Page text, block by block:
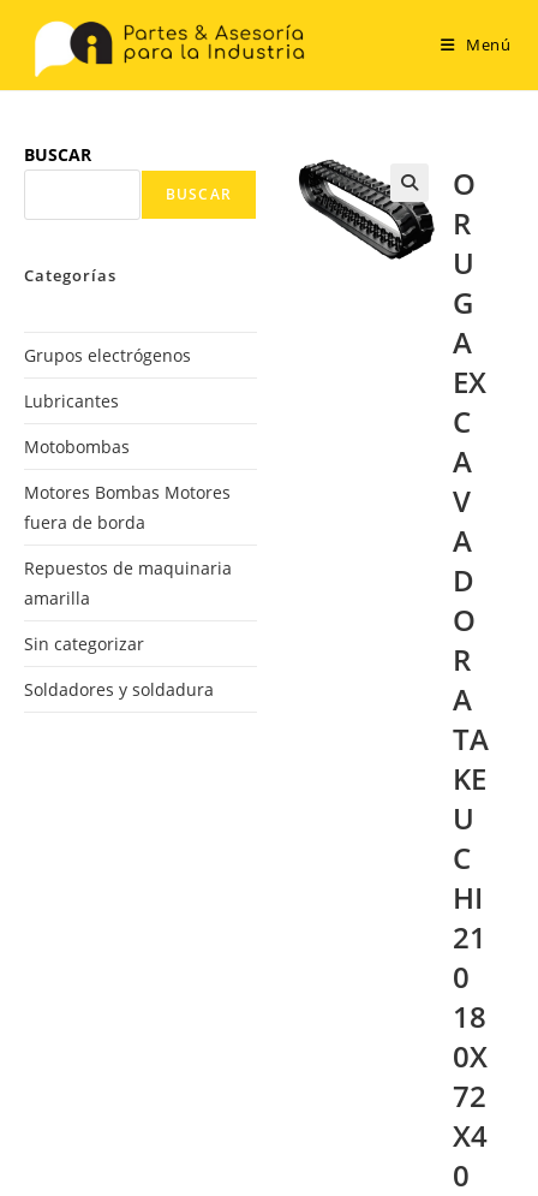
Menú
BUSCAR
BUSCAR
Categorías
Grupos electrógenos
Lubricantes
Motobombas
Motores Bombas Motores
fuera de borda
Repuestos de maquinaria
amarilla
Sin categorizar
Soldadores y soldadura
O
R
U
G
A
EX
C
A
V
A
D
O
R
A
TA
KE
U
C
HI
21
0
18
0X
72
X4
0